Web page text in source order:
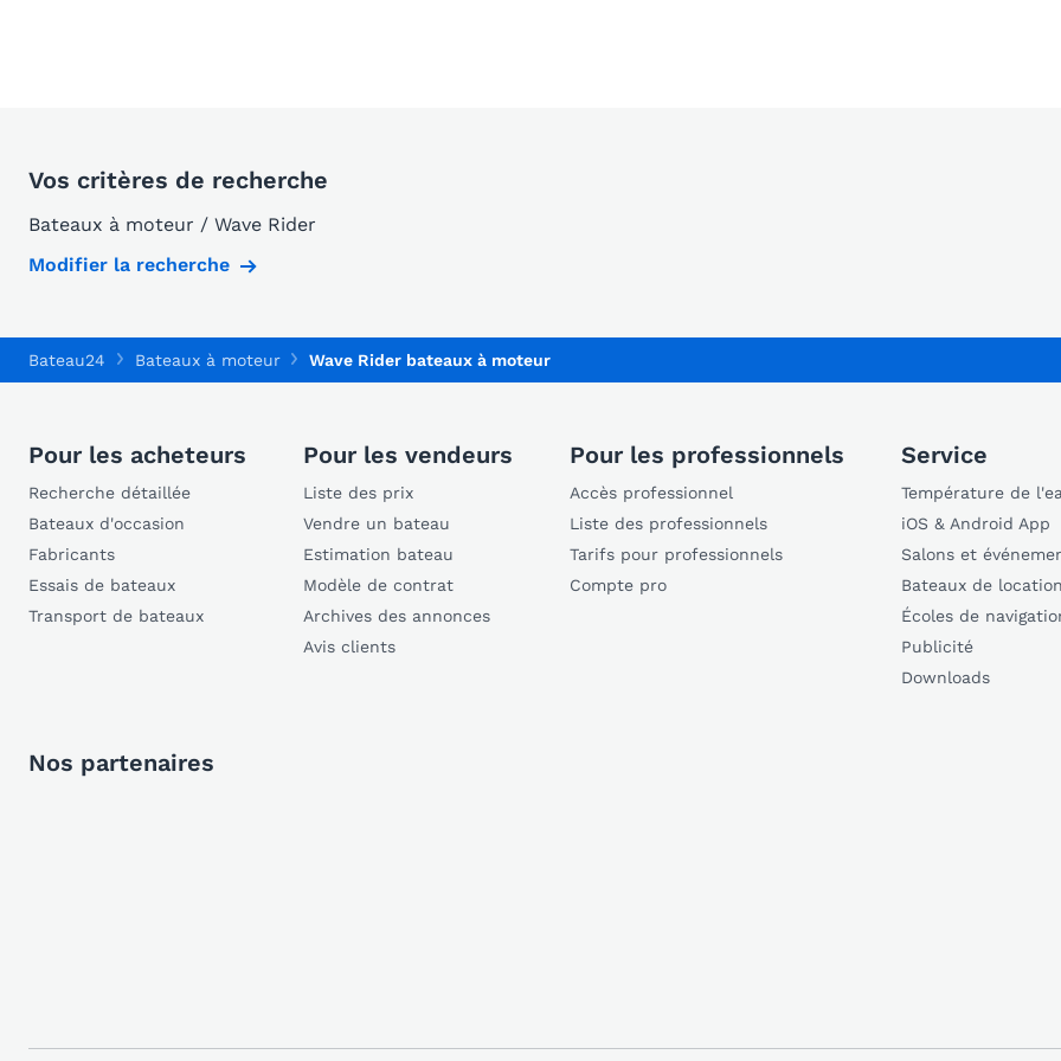
Vos critères de recherche
Bateaux à moteur / Wave Rider
Modifier la recherche
Bateau24 Bateaux à moteur Wave Rider bateaux à moteur
Pour les acheteurs
Recherche détaillée
Bateaux d'occasion
Fabricants
Essais de bateaux
Transport de bateaux
Pour les vendeurs
Liste des prix
Vendre un bateau
Estimation bateau
Modèle de contrat
Archives des annonces
Avis clients
Pour les professionnels
Accès professionnel
Liste des professionnels
Tarifs pour professionnels
Compte pro
Service
Température de
iOS & Android App
Salons et
Bateaux de
Écoles de
Publicité
Downloads
Nos partenaires